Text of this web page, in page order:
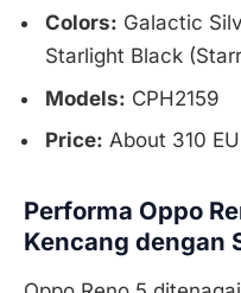
Colors: Galactic
Starlight Black
Models: CPH2159
Price: About 310
Performa Oppo
Kencang dengan